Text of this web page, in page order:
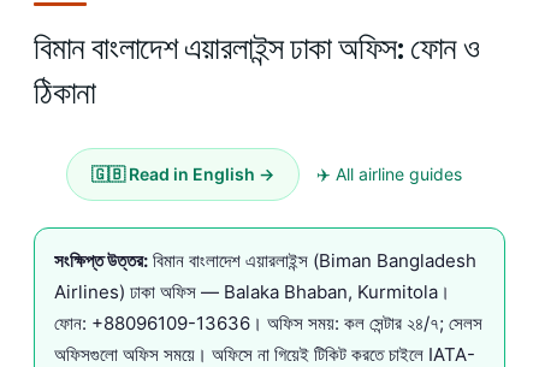
বিমান বাংলাদেশ এয়ারলাইন্স ঢাকা অফিস: ফোন ও
ঠিকানা
🇬🇧 Read in English → ✈️ All airline guides
সংক্ষিপ্ত উত্তর: বিমান বাংলাদেশ এয়ারলাইন্স (Biman Bangladesh
Airlines) ঢাকা অফিস — Balaka Bhaban, Kurmitola।
ফোন: +88096109-13636 । অফিস সময়: কল সেন্টার ২৪/৭; সেলস
অফিসগুলো অফিস সময়ে। অফিসে না গিয়েই টিকিট করতে চাইলে IATA-